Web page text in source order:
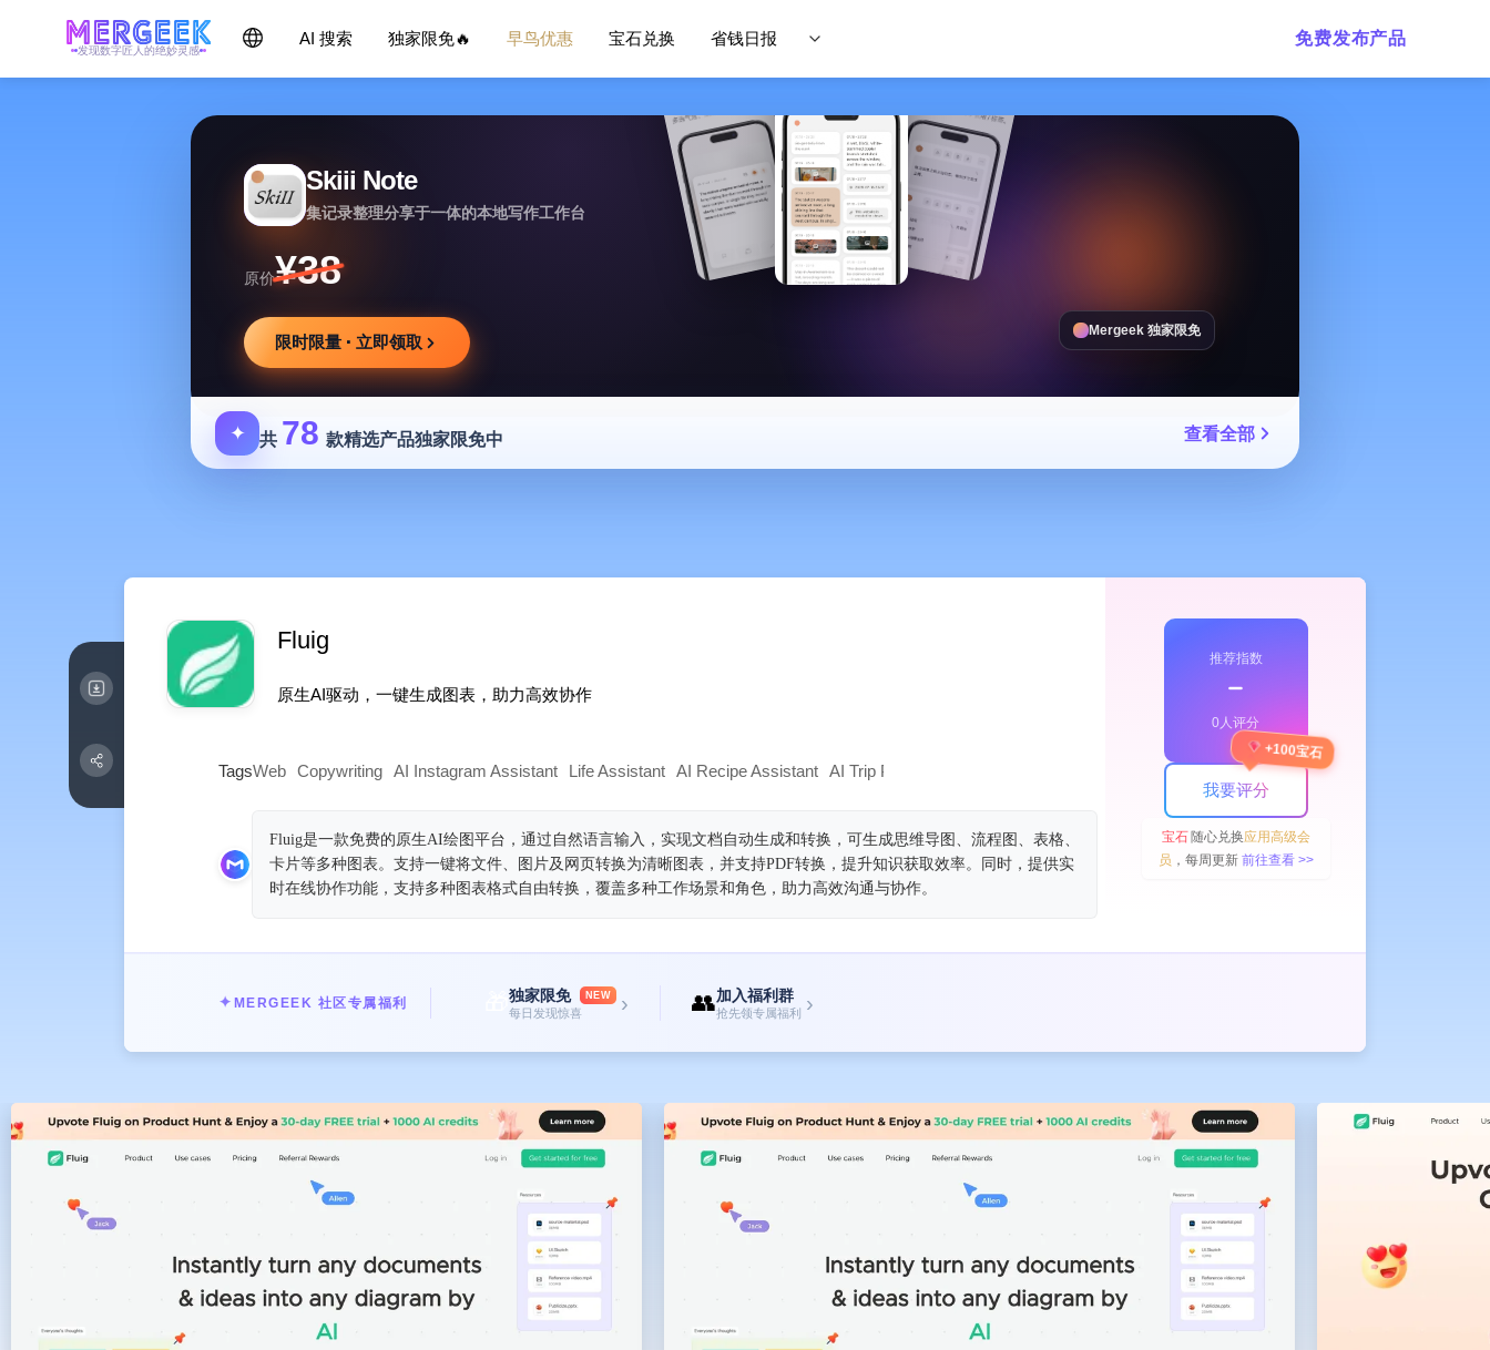
发现数字匠人的绝妙灵感
AI 搜索 独家限免🔥 早鸟优惠 宝石兑换 省钱日报 免费发布产品
Skiii Note
集记录整理分享于一体的本地写作工作台
原价¥38
限时限量 · 立即领取
Mergeek 独家限免
✦ 共 78 款精选产品独家限免中 查看全部
Fluig
原生AI驱动，一键生成图表，助力高效协作
TagsWeb Copywriting AI Instagram Assistant Life Assistant AI Recipe Assistant AI Trip Planner AI Chatbot AI Tiktok Assistant AI Facebook Assistant
Fluig是一款免费的原生AI绘图平台，通过自然语言输入，实现文档自动生成和转换，可生成思维导图、流程图、表格、
卡片等多种图表。支持一键将文件、图片及网页转换为清晰图表，并支持PDF转换，提升知识获取效率。同时，提供实
时在线协作功能，支持多种图表格式自由转换，覆盖多种工作场景和角色，助力高效沟通与协作。
推荐指数
﹣
0人评分
我要评分
+100宝石
宝石随心兑换应用高级会
员 ，每周更新 前往查看 >>
✦ MERGEEK 社区专属福利 独家限免 NEW
每日发现惊喜 › 👥加入福利群
抢先领专属福利 ›